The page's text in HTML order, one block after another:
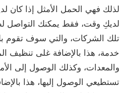
لذلك فهي الحمل الأمثل إذا كان
لديكِ وقت، فقط يمكنك التواصل
تلك الشركات، والتي سوف تقوم
خدمة، هذا بالإضافة غلى تنظيف
والمعدات، وكذلك الوصول إلى
تستطيعي الوصول إليها، هذا